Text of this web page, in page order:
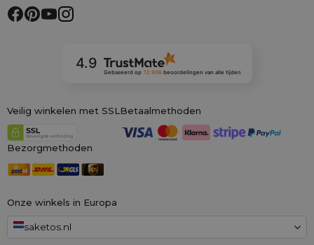
Onze winkels in Europa
saketos.nl
4.9
Gebaseerd op 12 906 beoordelingenvan alle tijden
Veilig winkelen met SSL Betaalmethoden
Bezorgmethoden